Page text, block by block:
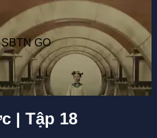
GO
| Tập 18